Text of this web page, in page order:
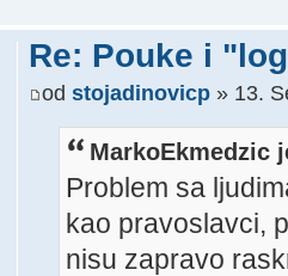
Re: Pouke i
od stojadinovicp» 13.
MarkoEkmedzic
Problem sa
kao pravoslavci,
nisu zapravo